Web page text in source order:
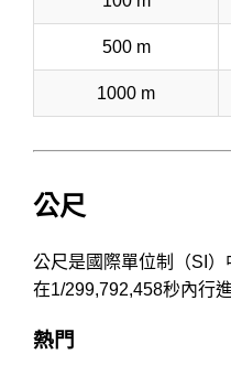
500 m
1000 m
公尺
公尺是國際單位制（SI
在1/299,792,458秒內行
熱門